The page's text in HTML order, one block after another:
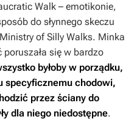
Walk – emotikonie,
do słynnego skeczu
Ministry of Silly Walks. Minka
się w bardzo
byłoby w porządku,
specyficznemu chodowi,
przez ściany do
dla niego niedostępne.